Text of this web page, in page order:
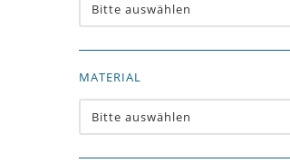
Bitte auswählen
MATERIAL
Bitte auswählen